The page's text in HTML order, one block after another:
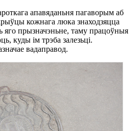
апавяданьня пагаворым аб
кожнага люка знаходзяцца
яго прызначэньне, таму працоўныя
куды ім трэба залезьці.
вадаправод.